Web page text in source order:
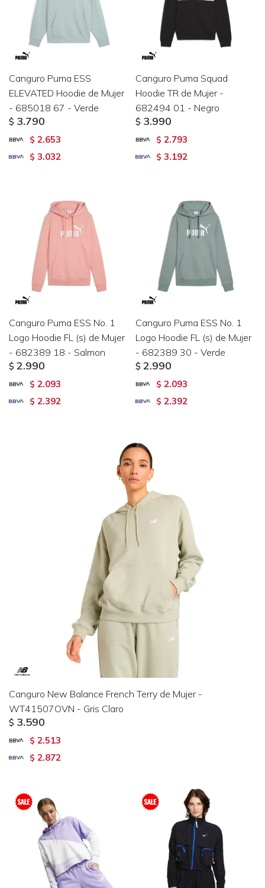
Canguro Puma ESS
ELEVATED Hoodie de Mujer
- 685018 67 - Verde
$ 3.790
$ 2.653
$ 3.032
Canguro Puma Squad
Hoodie TR de Mujer -
682494 01 - Negro
$ 3.990
$ 2.793
$ 3.192
Canguro Puma ESS No. 1
Logo Hoodie FL (s) de Mujer
- 682389 18 - Salmon
$ 2.990
$ 2.093
$ 2.392
Canguro Puma ESS No. 1
Logo Hoodie FL (s) de Mujer
- 682389 30 - Verde
$ 2.990
$ 2.093
$ 2.392
Canguro New Balance French Terry de Mujer -
WT41507OVN - Gris Claro
$ 3.590
$ 2.513
$ 2.872